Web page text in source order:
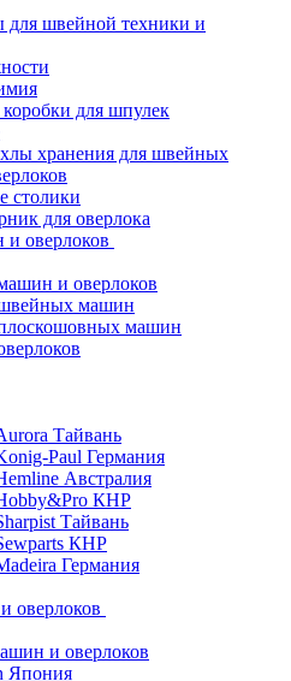
для швейной техники и
для шпулек
хранения для швейных
столики
для оверлока
оверлоков
и оверлоков
машин
машин
Тайвань
Paul Германия
Австралия
КНР
Тайвань
КНР
Германия
оверлоков
и оверлоков
Япония